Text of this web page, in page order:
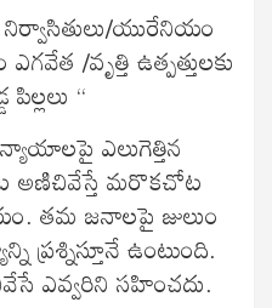
యురేనియం
/వృత్తి ఉత్పత్తులకు
పిల్లలు “
ఎలుగెత్తిన
అణిచివేస్తే మరొకచోట
తమ జనాలపై జులుం
ప్రశ్నిస్తూనే ఉంటుంది.
ఎవ్వరిని సహించదు.